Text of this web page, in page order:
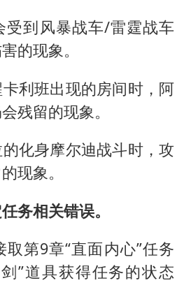
受到风暴战车/雷霆战车
的现象。
利班出现的房间时，阿
残留的现象。
化身摩尔迪战斗时，攻
现象。
务相关错误。
第9章“直面内心”任务
”道具获得任务的状态